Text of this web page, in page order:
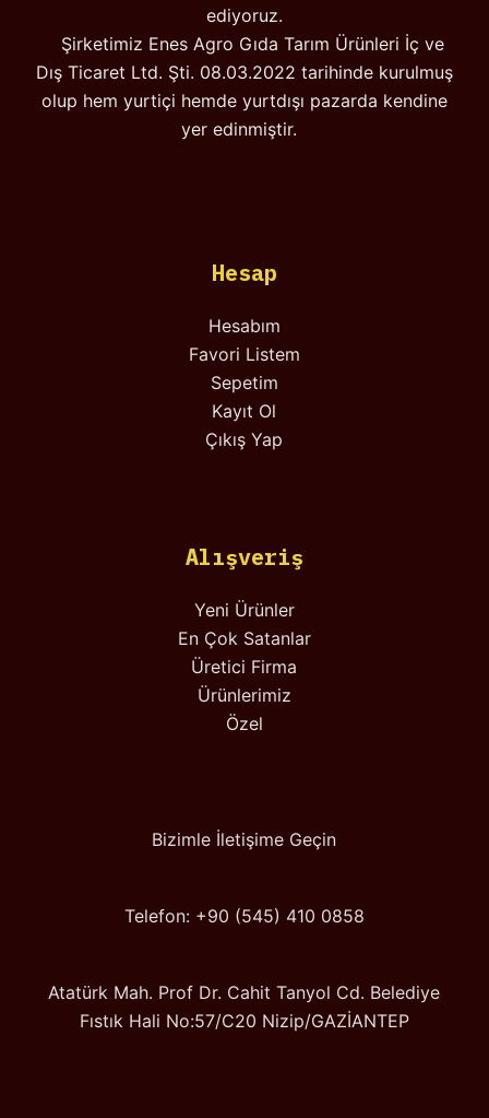
ediyoruz.
Şirketimiz Enes Agro Gıda Tarım Ürünleri İç ve
Dış Ticaret Ltd. Şti. 08.03.2022 tarihinde kurulmuş
olup hem yurtiçi hemde yurtdışı pazarda kendine
yer edinmiştir.
Hesap
Hesabım
Favori Listem
Sepetim
Kayıt Ol
Çıkış Yap
Alışveriş
Yeni Ürünler
En Çok Satanlar
Üretici Firma
Ürünlerimiz
Özel
Bizimle İletişime Geçin
Telefon: +90 (545) 410 0858
Atatürk Mah. Prof Dr. Cahit Tanyol Cd. Belediye
Fıstık Hali No:57/C20 Nizip/GAZİANTEP